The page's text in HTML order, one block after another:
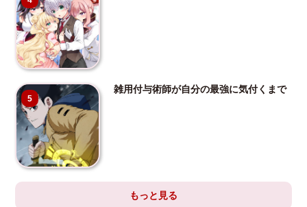
5
雑用付与術師が自分の最強に気付くまで
もっと見る